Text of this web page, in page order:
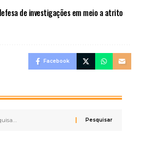
de investigações em meio a atrito
Facebook